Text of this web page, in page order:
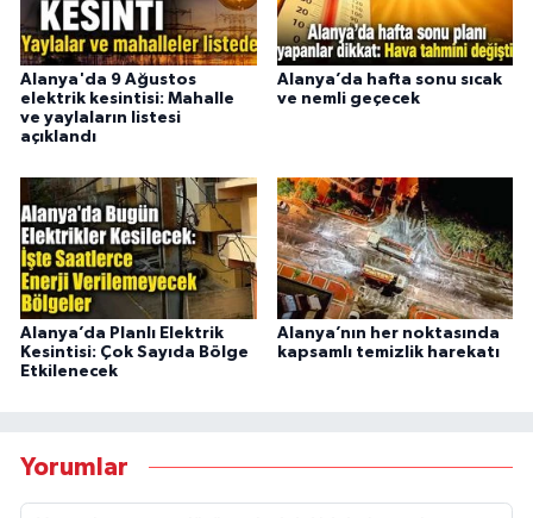
Alanya'da 9 Ağustos
elektrik kesintisi: Mahalle
ve yaylaların listesi
açıklandı
Alanya’da hafta sonu sıcak
ve nemli geçecek
Alanya’da Planlı Elektrik
Kesintisi: Çok Sayıda Bölge
Etkilenecek
Alanya’nın her noktasında
kapsamlı temizlik harekatı
Yorumlar